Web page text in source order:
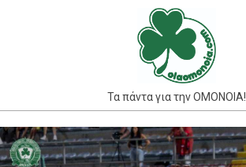
Τα πάντα για την ΟΜΟΝΟΙΑ!
Primary
Navigation